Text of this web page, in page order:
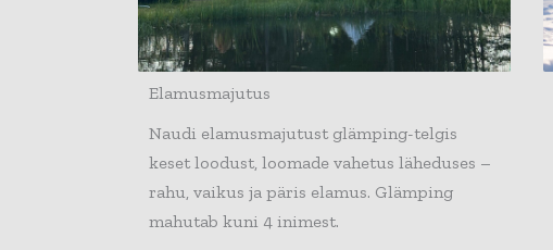
Elamusmajutus
Naudi elamusmajutust glämping-telgis
keset loodust, loomade vahetus läheduses –
rahu, vaikus ja päris elamus. Glämping
mahutab kuni 4 inimest.